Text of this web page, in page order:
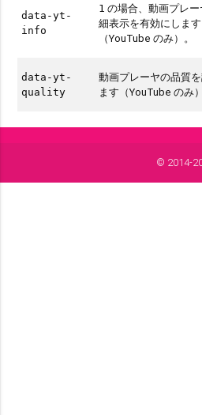
data-yt-
info
1 の場合、動画プレ
細表示を有効にします
（YouTube のみ）。
data-yt-
quality
動画プレーヤの品質
ます（YouTube のみ）
© 2014-